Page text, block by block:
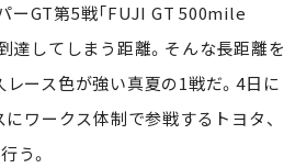
ーGT第5戦「FUJI GT 500mile
達してしまう距離。そんな長距離を
ース色が強い真夏の1戦だ。4日に
ワークス体制で参戦するトヨタ、
う。